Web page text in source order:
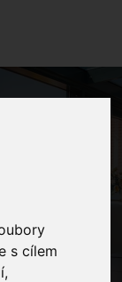
s cílem